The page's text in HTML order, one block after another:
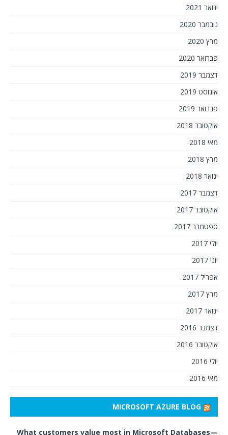
ינואר 2021
נובמבר 2020
מרץ 2020
פברואר 2020
דצמבר 2019
אוגוסט 2019
פברואר 2019
אוקטובר 2018
מאי 2018
מרץ 2018
ינואר 2018
דצמבר 2017
אוקטובר 2017
ספטמבר 2017
יולי 2017
יוני 2017
אפריל 2017
מרץ 2017
ינואר 2017
דצמבר 2016
אוקטובר 2016
יולי 2016
מאי 2016
MICROSOFT AZURE BLOG
What customers value most in Microsoft Databases—